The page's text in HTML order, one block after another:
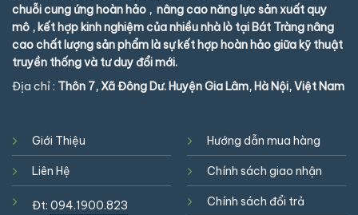
chuỗi cung ứng hoàn hảo , nâng cao năng lực sản xuất quy
mô , kết hợp kinh nghiệm của nhiều nhà lò tại Bát Tràng nâng
cao chất lượng sản phẩm là sự kết hợp hoàn hảo giữa kỹ thuật
truyền thống và tư duy đổi mới.
Địa chỉ : Thôn 7, Xã Đông Dư. Huyện Gia Lâm, Hà Nội, Việt Nam
Giới Thiệu
Liên Hệ
Đt: 094.1900.823
Hướng dẫn mua hàng
Chính sách giao nhận
Chính sách đổi trả